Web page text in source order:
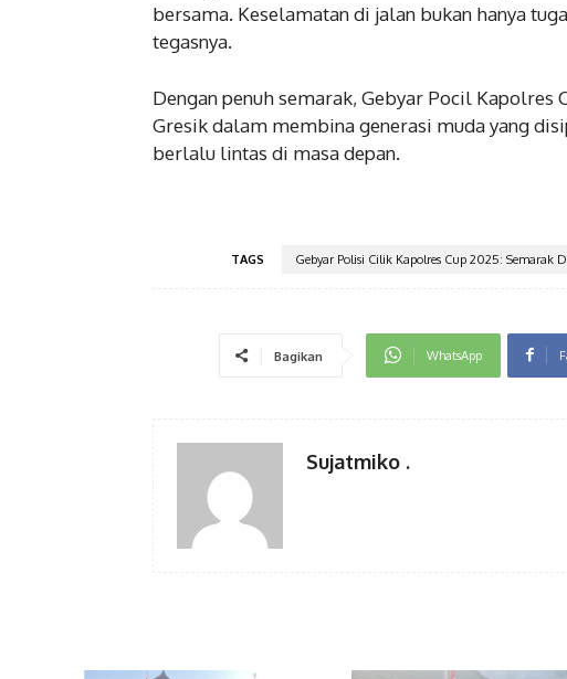
bersama. Keselamatan di jalan bukan hanya
tegasnya.
Dengan penuh semarak, Gebyar Pocil
Gresik dalam membina generasi muda yang
berlalu lintas di masa depan.
TAGS Gebyar Polisi Cilik Kapolres Cup 2025: Semarak
Bagikan WhatsApp
Sujatmiko .